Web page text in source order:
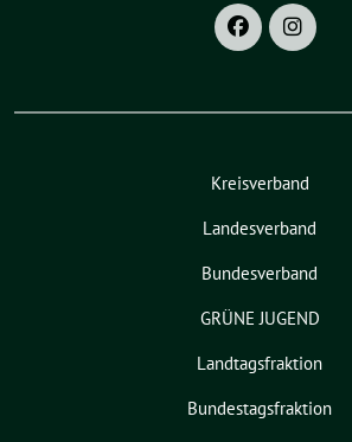
Kreisverband
Landesverband
Bundesverband
GRÜNE JUGEND
Landtagsfraktion
Bundestagsfraktion